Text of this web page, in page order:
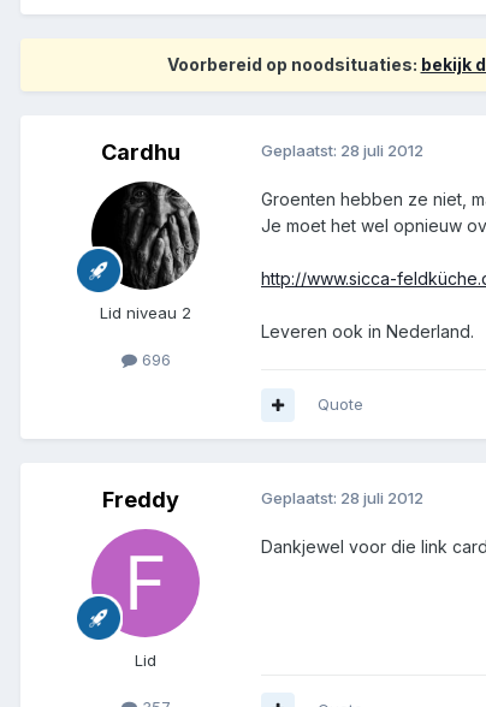
Voorbereid op noodsituaties: bekijk
Cardhu
Lid niveau 2
696
Geplaatst: 28 juli 2012
Groenten hebben ze niet,
Je moet het wel opnieuw
http://www.sicca-
Leveren ook in Nederland.
Quote
Freddy
Lid
Geplaatst: 28 juli 2012
Dankjewel voor die link